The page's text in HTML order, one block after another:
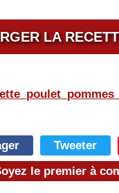
LA
Tweeter
le premier à